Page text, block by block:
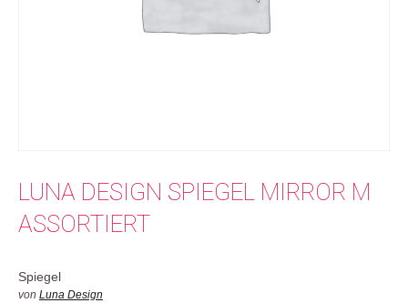
LUNA DESIGN SPIEGEL MIRROR M
ASSORTIERT
Spiegel
von Luna Design